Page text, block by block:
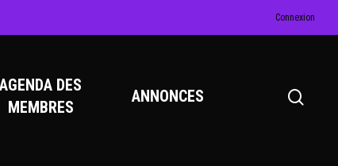
Connexion
AGENDA DES
MEMBRES
ANNONCES